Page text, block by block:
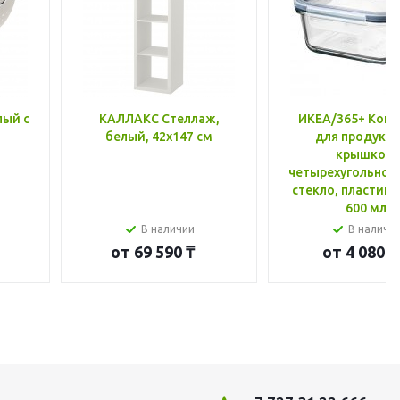
с
КАЛЛАКС Стеллаж,
белый, 42x147 см
В наличии
от 69 590 ₸
ИКЕА/365+
для
крышкой,
стекло, пластик
600 мл
В
от 4 080 ₸